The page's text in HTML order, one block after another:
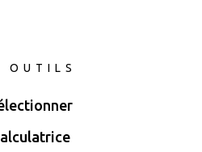
OUTILS